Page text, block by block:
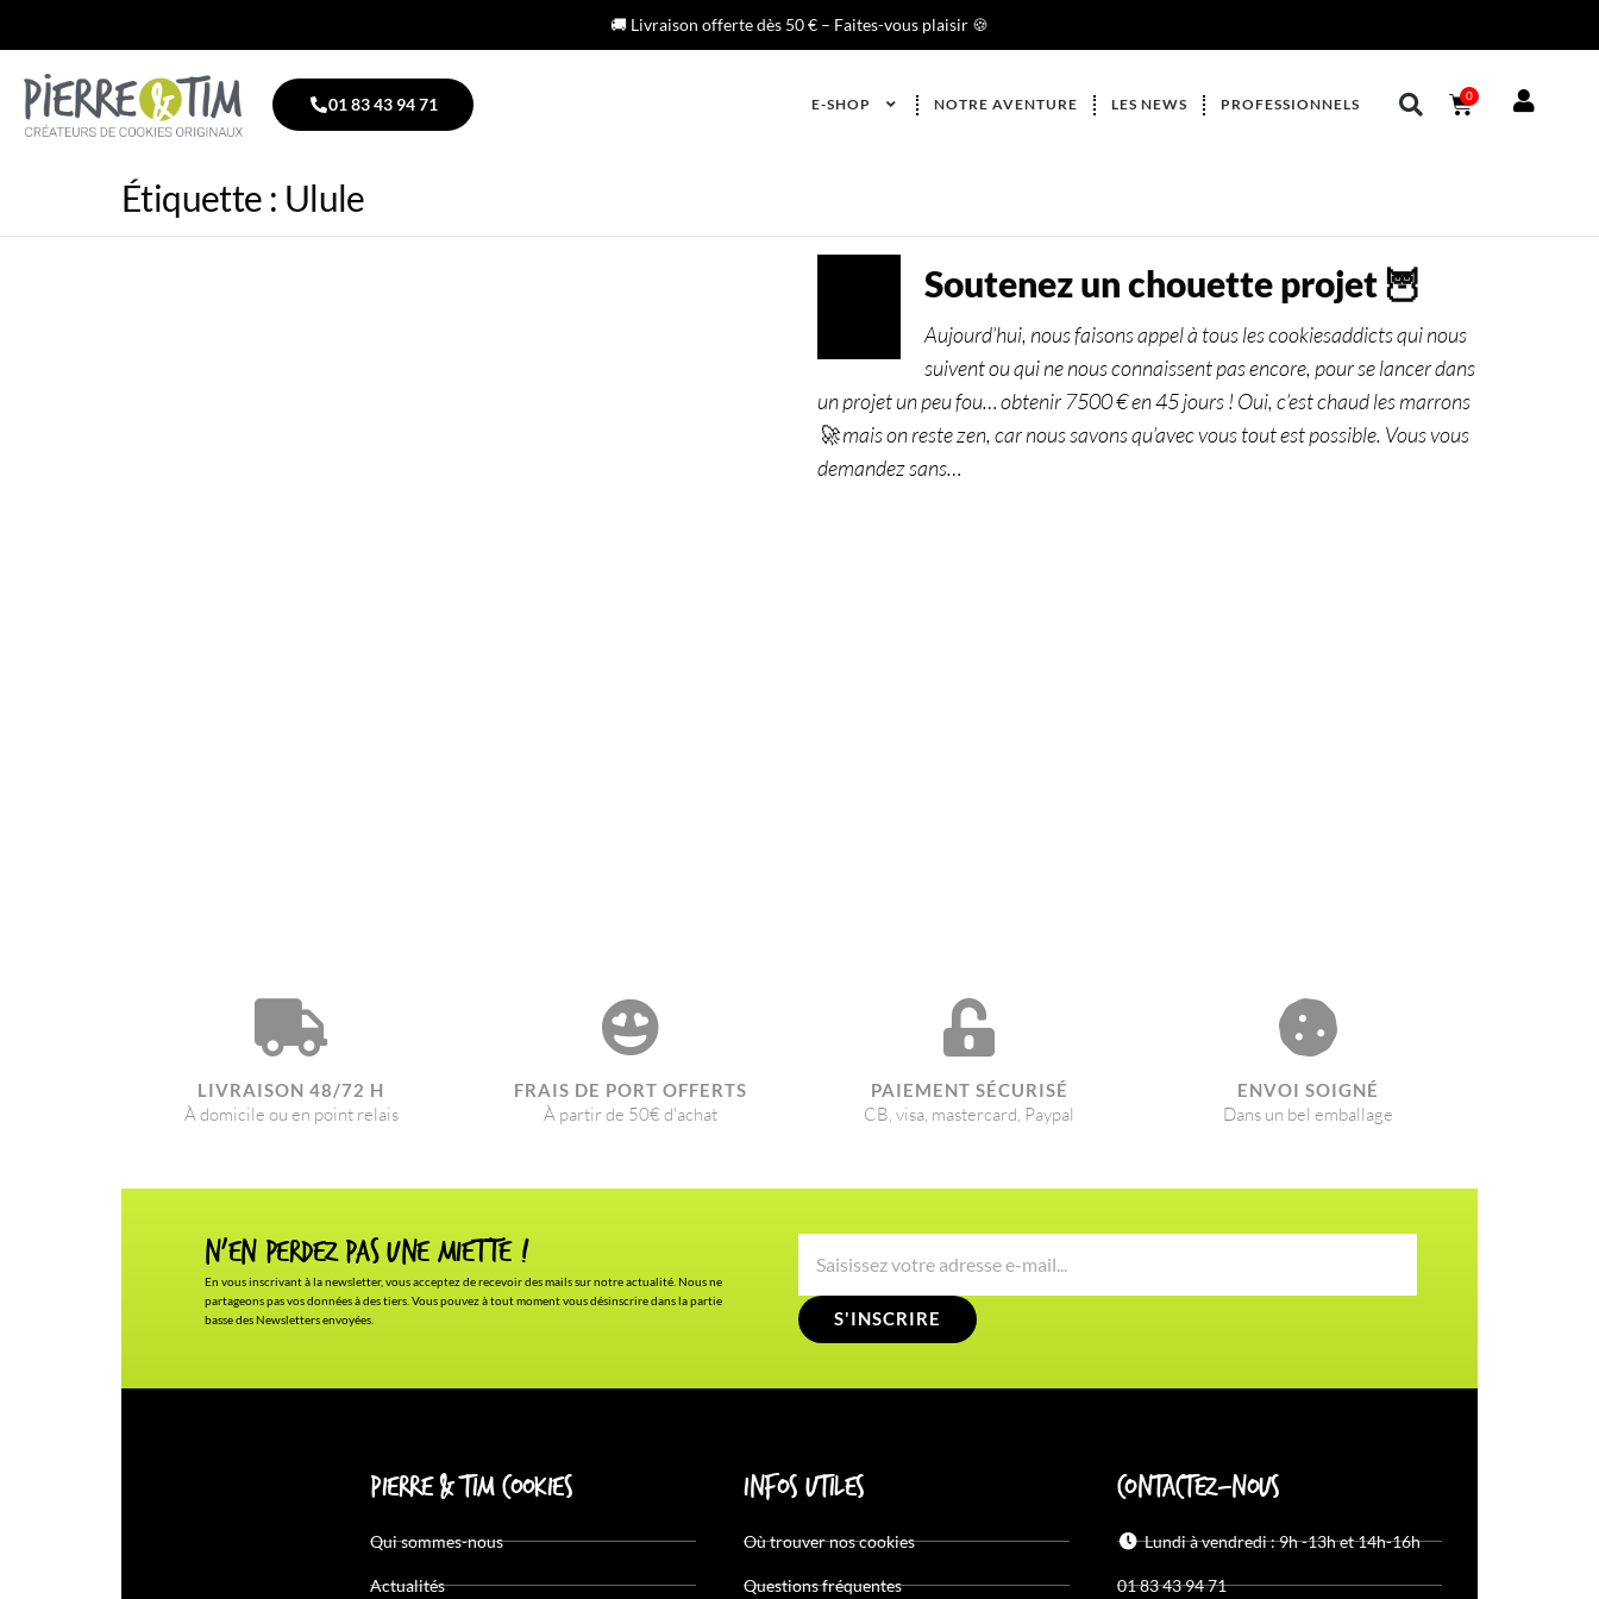
🚚 Livraison offerte dès 50 € – Faites-vous plaisir 🍪
01 83 43 94 71 E-SHOP NOTRE AVENTURE LES NEWS PROFESSIONNELS 0
Étiquette : Ulule
Soutenez un chouette projet 🦉
Aujourd’hui, nous faisons appel à tous les cookiesaddicts qui nous
suivent ou qui ne nous connaissent pas encore, pour se lancer dans
un projet un peu fou… obtenir 7500 € en 45 jours ! Oui, c’est chaud les marrons
🚀 mais on reste zen, car nous savons qu’avec vous tout est possible. Vous vous
demandez sans…
LIVRAISON 48/72 H
À domicile ou en point relais
FRAIS DE PORT OFFERTS
À partir de 50€ d'achat
PAIEMENT SÉCURISÉ
CB, visa, mastercard, Paypal
ENVOI SOIGNÉ​
Dans un bel emballage
N'en Perdez pas une miette !
En vous inscrivant à la newsletter, vous acceptez de recevoir des mails sur notre actualité. Nous ne
partageons pas vos données à des tiers. Vous pouvez à tout moment vous désinscrire dans la partie
basse des Newsletters envoyées.
S'INSCRIRE
Pierre & Tim Cookies
Qui sommes-nous
Actualités
Infos utiles
Où trouver nos cookies
Questions fréquentes
Contactez-nous
Lundi à vendredi : 9h -13h et 14h-16h
01 83 43 94 71